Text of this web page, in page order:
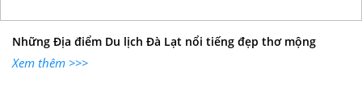
Những Địa điểm Du lịch Đà Lạt nổi tiếng đẹp thơ mộng
Xem thêm >>>